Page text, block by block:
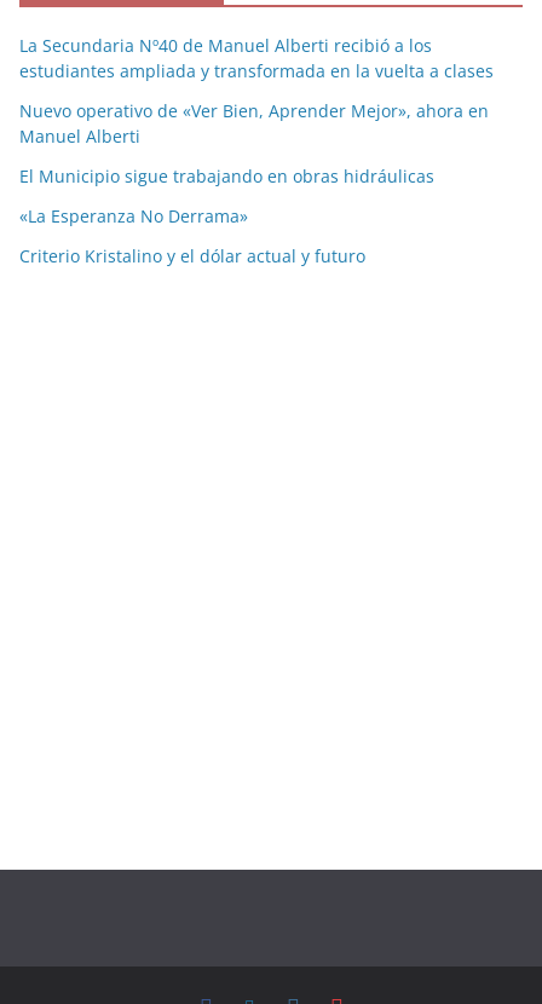
La Secundaria Nº40 de Manuel Alberti recibió a los
estudiantes ampliada y transformada en la vuelta a clases
Nuevo operativo de «Ver Bien, Aprender Mejor», ahora en
Manuel Alberti
El Municipio sigue trabajando en obras hidráulicas
«La Esperanza No Derrama»
Criterio Kristalino y el dólar actual y futuro